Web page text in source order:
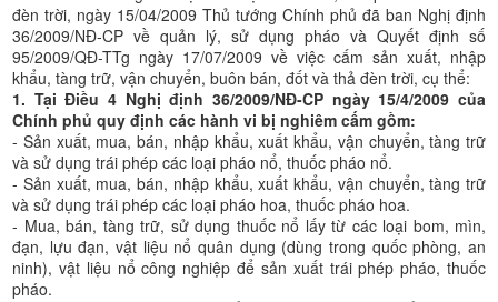
đèn trời, ngày 15/04/2009 Thủ tướng Chính phủ đã ban Nghị định
36/2009/NĐ-CP về quản lý, sử dụng pháo và Quyết định số
95/2009/QĐ-TTg ngày 17/07/2009 về việc cấm sản xuất, nhập
khẩu, tàng trữ, vận chuyển, buôn bán, đốt và thả đèn trời, cụ thể:
1. Tại Điều 4 Nghị định 36/2009/NĐ-CP ngày 15/4/2009 của
Chính phủ quy định các hành vi bị nghiêm cấm gồm:
- Sản xuất, mua, bán, nhập khẩu, xuất khẩu, vận chuyển, tàng trữ
và sử dụng trái phép các loại pháo nổ, thuốc pháo nổ.
- Sản xuất, mua, bán, nhập khẩu, xuất khẩu, vận chuyển, tàng trữ
và sử dụng trái phép các loại pháo hoa, thuốc pháo hoa.
- Mua, bán, tàng trữ, sử dụng thuốc nổ lấy từ các loại bom, mìn,
đạn, lựu đạn, vật liệu nổ quân dụng (dùng trong quốc phòng, an
ninh), vật liệu nổ công nghiệp để sản xuất trái phép pháo, thuốc
pháo.